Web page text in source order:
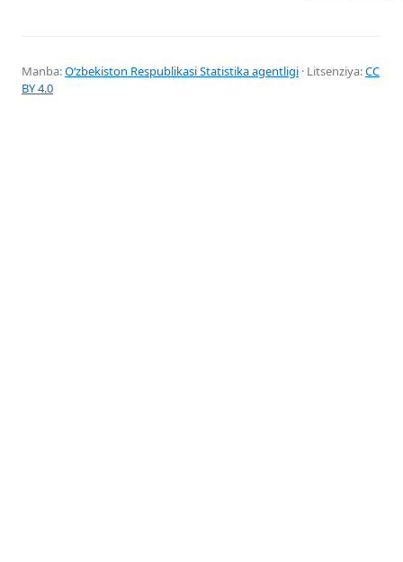
Manba:Oʻzbekiston Respublikasi Statistika agentligi · Litsenziya:CC
BY 4.0